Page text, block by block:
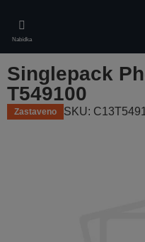
main
content
Nabídka
Singlepack
T549100
Zastaveno SKU: